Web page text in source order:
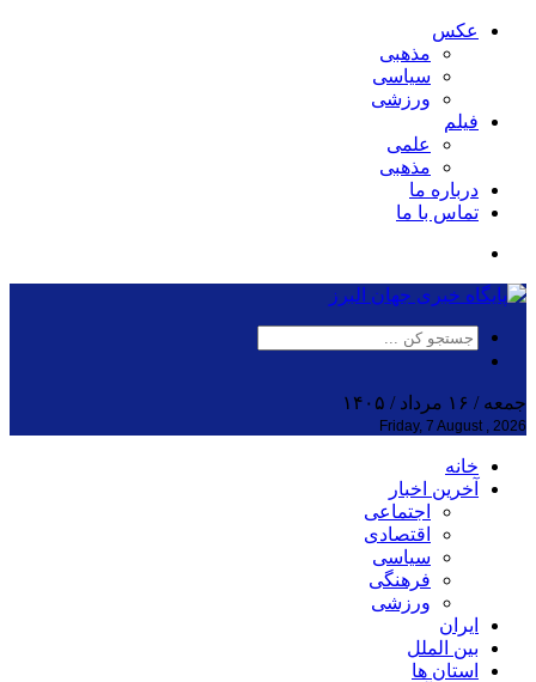
عکس
مذهبی
سیاسی
ورزشی
فیلم
علمی
مذهبی
درباره ما
تماس با ما
جمعه / ۱۶ مرداد / ۱۴۰۵
Friday, 7 August , 2026
خانه
آخرین اخبار
اجتماعی
اقتصادی
سیاسی
فرهنگی
ورزشی
ایران
بین الملل
استان ها